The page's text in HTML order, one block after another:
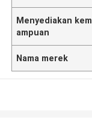
Menyediakan kem
ampuan
Nama merek